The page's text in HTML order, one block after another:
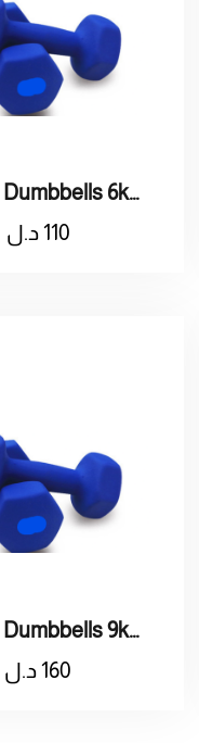
Colored Dumbbells 6kg / اثقال ملون وزنه6كيلو
110د.ل
Colored Dumbbells 9kg / اثقال ملون وزنه 9 كيلو
160د.ل